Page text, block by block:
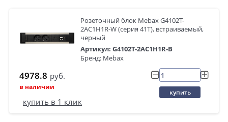
Розеточный блок Mebax G4102T-
2AC1H1R-W (серия 41T), встраиваемый,
черный
Артикул: G4102T-2AC1H1R-B
Бренд: Mebax
4978.8 руб.
в наличии
купить
купить в 1 клик